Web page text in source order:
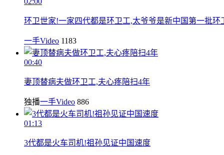
环卫世家!一家四代都是环卫工,太爷爷是新中国第一批环
一手Video 1183
00:40
妻顶替病夫做环卫工,夫心疼陪扫4年
独播一手Video 886
01:13
3代都是火车司机!祖孙见证中国速度